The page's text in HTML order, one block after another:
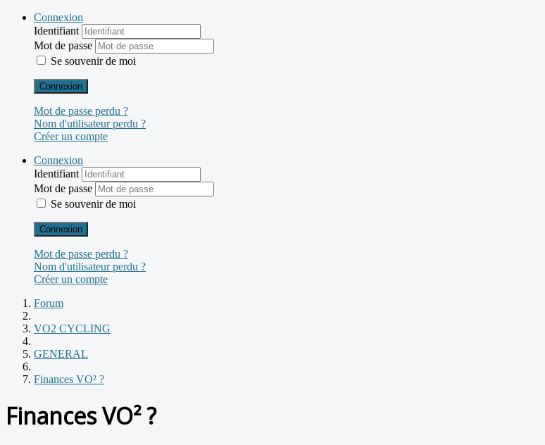
Connexion
Identifiant
Mot de passe
Se souvenir de moi
Connexion
Mot de passe perdu ?
Nom d'utilisateur perdu ?
Créer un compte
Connexion
Identifiant
Mot de passe
Se souvenir de moi
Connexion
Mot de passe perdu ?
Nom d'utilisateur perdu ?
Créer un compte
Forum
VO2 CYCLING
GENERAL
Finances VO² ?
Finances VO² ?